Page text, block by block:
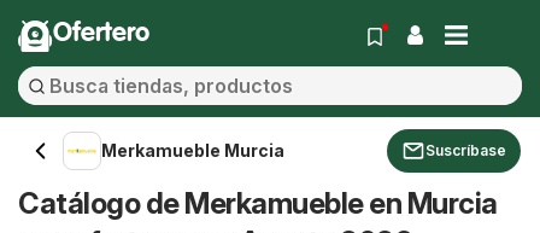
Ofertero
Merkamueble Murcia Suscríbase
Catálogo de Merkamueble en Murcia